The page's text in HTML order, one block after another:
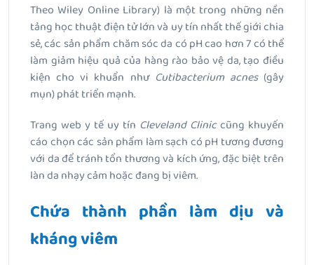
Theo Wiley Online Library) là một trong những nền
tảng học thuật điện tử lớn và uy tín nhất thế giới chia
sẻ, các sản phẩm chăm sóc da có pH cao hơn 7 có thể
làm giảm hiệu quả của hàng rào bảo vệ da, tạo điều
kiện cho vi khuẩn như Cutibacterium acnes(gây
mụn) phát triển mạnh.
Trang web y tế uy tín Cleveland Cliniccũng khuyến
cáo chọn các sản phẩm làm sạch có pH tương đương
với da để tránh tổn thương và kích ứng, đặc biệt trên
làn da nhạy cảm hoặc đang bị viêm.
Chứa thành phần làm dịu và
kháng viêm